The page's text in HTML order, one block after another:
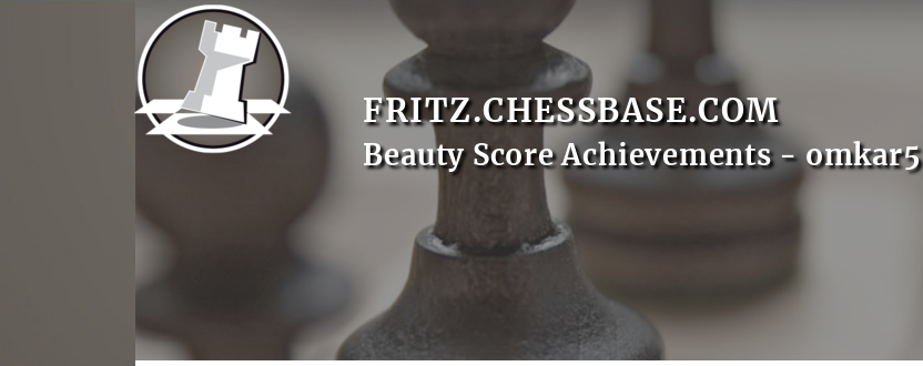
FRITZ.CHESSBASE.COM
Beauty Score Achievements - omkar5